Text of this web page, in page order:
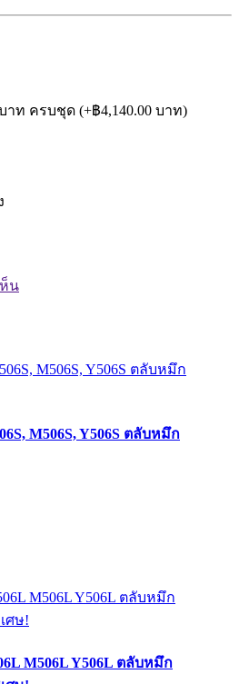
ครบชุด (+฿4,140.00 บาท)
น
M506S, Y506S ตลับหมึก
M506L Y506L ตลับหมึก